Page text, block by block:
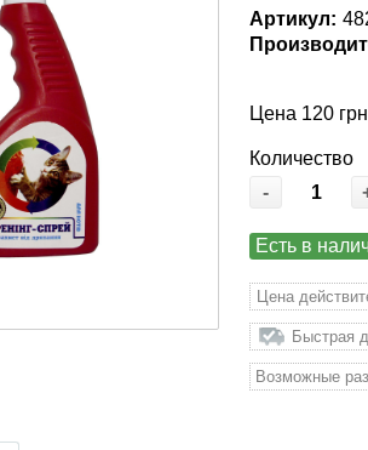
Артикул:
Цена 120
Количество
-
Есть в
Цена
Быстрая
Возможные